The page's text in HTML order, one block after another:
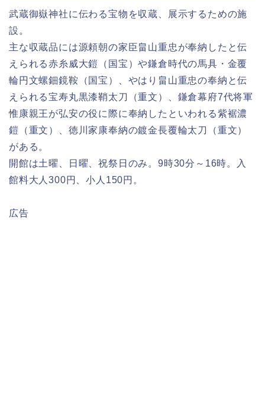
武蔵御嶽神社に伝わる宝物を収蔵、展示するための施
設。
主な収蔵品には源頼朝の家臣畠山重忠が奉納したと伝
えられる赤糸威大鎧（国宝）や鎌倉時代の馬具・金覆
輪円文螺鈿鏡鞍（国宝）、やはり畠山重忠の奉納と伝
えられる宝寿丸黒漆鞘太刀（重文）、鎌倉幕府7代将軍
惟康親王が弘安の役に際に奉納したといわれる紫裾濃
鎧（重文）、徳川家康奉納の鍍金長覆輪太刀（重文）
がある。
開館は土曜、日曜、祝祭日のみ。9時30分～16時。入
館料大人300円、小人150円。
広告